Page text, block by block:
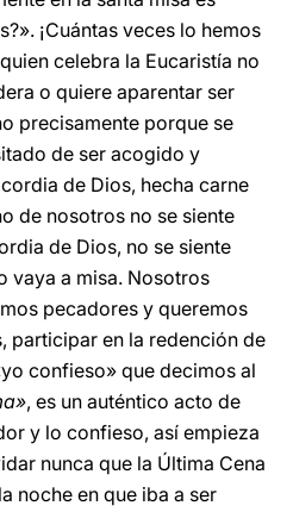
¡Cuántas veces lo hemos
celebra la Eucaristía no
o quiere aparentar ser
precisamente porque se
de ser acogido y
de Dios, hecha carne
de nosotros no se siente
de Dios, no se siente
vaya a misa. Nosotros
pecadores y queremos
participar en la redención de
confieso» que decimos al
, es un auténtico acto de
y lo confieso, así empieza
nunca que la Última Cena
noche en que iba a ser